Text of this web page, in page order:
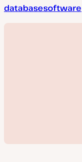
databasesoftware